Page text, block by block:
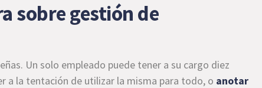
sobre gestión de
Un solo empleado puede tener a su cargo diez
a la tentación de utilizar la misma para todo, o anotar